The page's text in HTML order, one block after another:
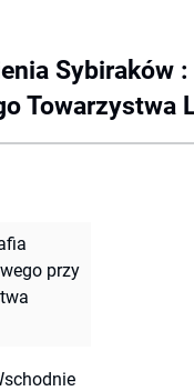
Sybiraków
Towarzystwa
przy